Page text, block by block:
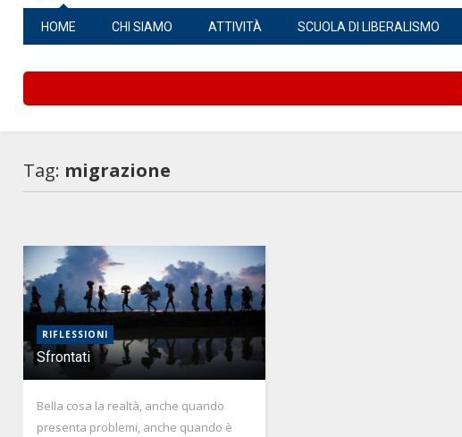
HOME CHI SIAMO ATTIVITÀ SCUOLA DI LIBERALISMO
Tag: migrazione
RIFLESSIONI
Sfrontati
Bella cosa la realtà, anche quando
presenta problemi, anche quando è